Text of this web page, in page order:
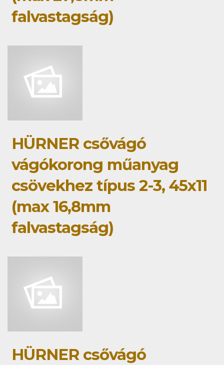
falvastagság)
HÜRNER csővágó
vágókorong műanyag
csövekhez típus 2-3, 45x11
(max 16,8mm
falvastagság)
HÜRNER csővágó